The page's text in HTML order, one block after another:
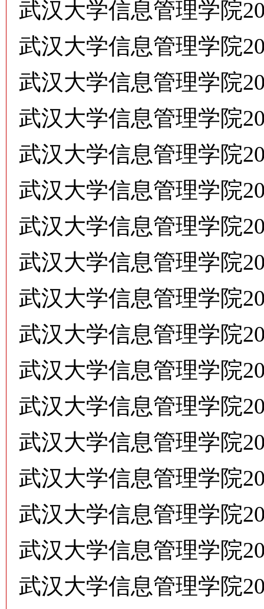
武汉大学信息管理学院
武汉大学信息管理学院
武汉大学信息管理学院
武汉大学信息管理学院
武汉大学信息管理学院
武汉大学信息管理学院
武汉大学信息管理学院
武汉大学信息管理学院
武汉大学信息管理学院
武汉大学信息管理学院
武汉大学信息管理学院
武汉大学信息管理学院
武汉大学信息管理学院
武汉大学信息管理学院
武汉大学信息管理学院
武汉大学信息管理学院
武汉大学信息管理学院